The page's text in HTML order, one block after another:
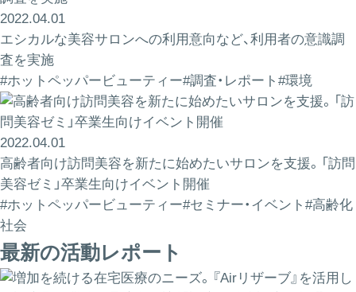
2022.04.01
エシカルな美容サロンへの利用意向など、利用者の意識調
査を実施
#ホットペッパービューティー#調査・レポート #環境
2022.04.01
高齢者向け訪問美容を新たに始めたいサロンを支援。「訪問
美容ゼミ」卒業生向けイベント開催
#ホットペッパービューティー#セミナー・イベント #高齢化
社会
最新の活動レポート